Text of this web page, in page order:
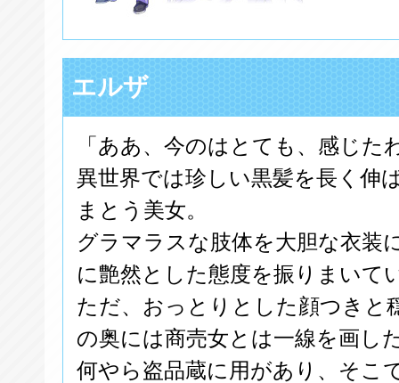
エルザ
「ああ、今のはとても、感じた
異世界では珍しい黒髪を長く伸
まとう美女。
グラマラスな肢体を大胆な衣装
に艶然とした態度を振りまいて
ただ、おっとりとした顔つきと
の奥には商売女とは一線を画し
何やら盗品蔵に用があり、そこ